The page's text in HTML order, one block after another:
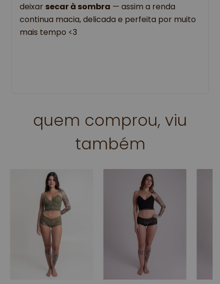
deixar secar à sombra — assim a renda
continua macia, delicada e perfeita por muito
mais tempo <3
quem comprou, viu
também